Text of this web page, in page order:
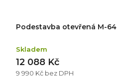
Podestavba otevřená M-64
Skladem
9 990 Kč bez DPH
12 088 Kč